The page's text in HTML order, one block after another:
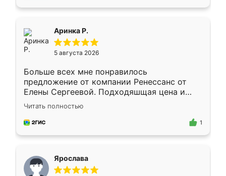
Аринка Р.
5 августа 2026
Больше всех мне понравилось
предложение от компании Ренессанс от
Елены Сергеевой. Подходяшщая цена и
короткие сроки изготовления. Приехавший
для замера сотрудник Владислав
предложил по моему эскизу самый
Читать полностью
1
Ярослава